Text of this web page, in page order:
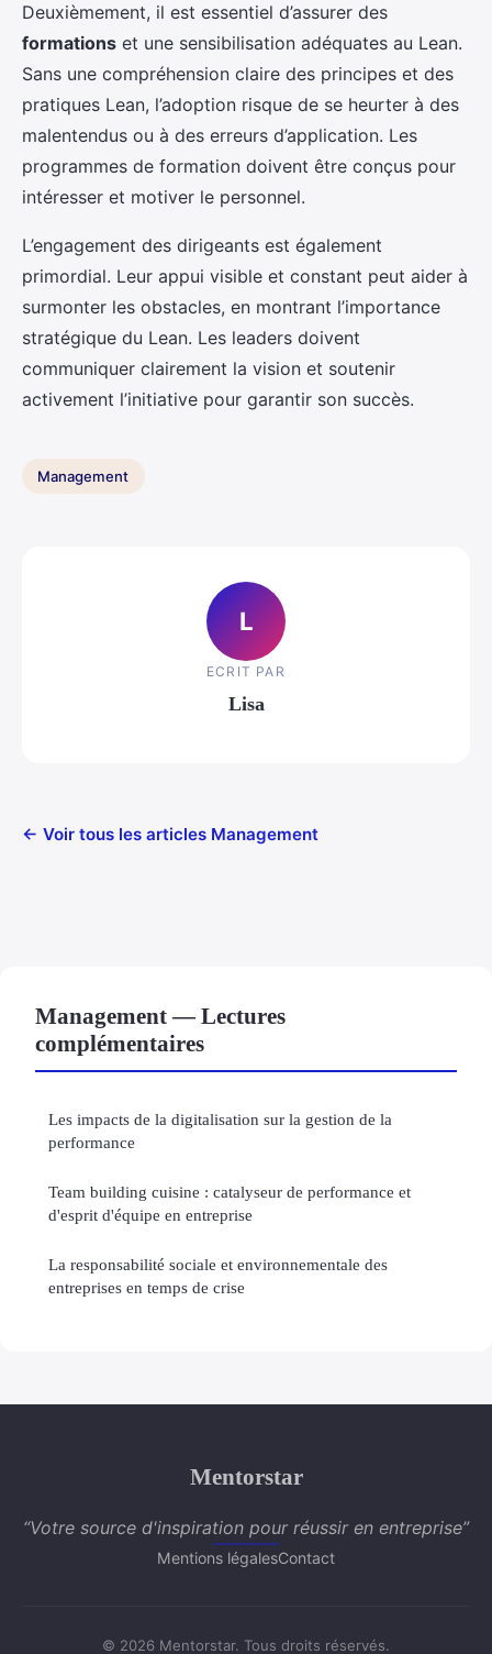
Deuxièmement, il est essentiel d’assurer des
formations et une sensibilisation adéquates au Lean.
Sans une compréhension claire des principes et des
pratiques Lean, l’adoption risque de se heurter à des
malentendus ou à des erreurs d’application. Les
programmes de formation doivent être conçus pour
intéresser et motiver le personnel.
L’engagement des dirigeants est également
primordial. Leur appui visible et constant peut aider à
surmonter les obstacles, en montrant l’importance
stratégique du Lean. Les leaders doivent
communiquer clairement la vision et soutenir
activement l’initiative pour garantir son succès.
Management
L
ECRIT PAR
Lisa
← Voir tous les articles Management
Management — Lectures
complémentaires
Les impacts de la digitalisation sur la gestion de la
performance
Team building cuisine : catalyseur de performance et
d'esprit d'équipe en entreprise
La responsabilité sociale et environnementale des
entreprises en temps de crise
Mentorstar
“Votre source d'inspiration pour réussir en entreprise”
Mentions légalesContact
© 2026 Mentorstar. Tous droits réservés.